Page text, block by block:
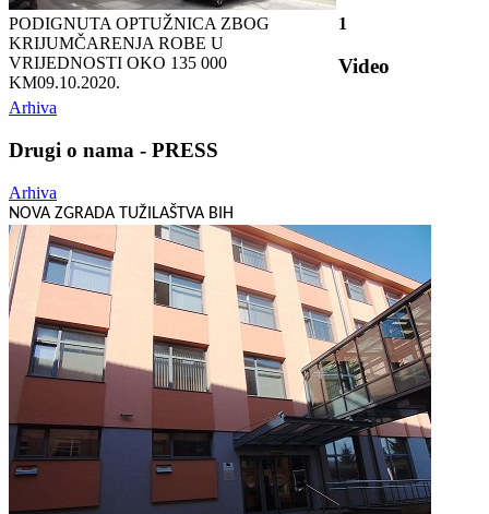
PODIGNUTA OPTUŽNICA ZBOG
KRIJUMČARENJA ROBE U
VRIJEDNOSTI OKO 135 000
KM09.10.2020.
1
Video
Arhiva
Drugi o nama - PRESS
Arhiva
NOVA ZGRADA TUŽILAŠTVA BIH